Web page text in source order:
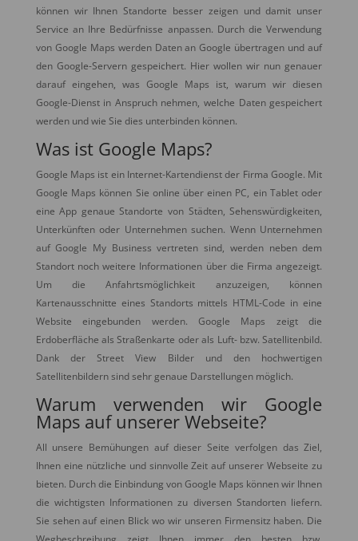
können wir Ihnen Standorte besser zeigen und damit unser
Service an Ihre Bedürfnisse anpassen. Durch die Verwendung
von Google Maps werden Daten an Google übertragen und auf
den Google-Servern gespeichert. Hier wollen wir nun genauer
darauf eingehen, was Google Maps ist, warum wir diesen
Google-Dienst in Anspruch nehmen, welche Daten gespeichert
werden und wie Sie dies unterbinden können.
Was ist Google Maps?
Google Maps ist ein Internet-Kartendienst der Firma Google. Mit
Google Maps können Sie online über einen PC, ein Tablet oder
eine App genaue Standorte von Städten, Sehenswürdigkeiten,
Unterkünften oder Unternehmen suchen. Wenn Unternehmen
auf Google My Business vertreten sind, werden neben dem
Standort noch weitere Informationen über die Firma angezeigt.
Um die Anfahrtsmöglichkeit anzuzeigen, können
Kartenausschnitte eines Standorts mittels HTML-Code in eine
Website eingebunden werden. Google Maps zeigt die
Erdoberfläche als Straßenkarte oder als Luft- bzw. Satellitenbild.
Dank der Street View Bilder und den hochwertigen
Satellitenbildern sind sehr genaue Darstellungen möglich.
Warum verwenden wir Google
Maps auf unserer Webseite?
All unsere Bemühungen auf dieser Seite verfolgen das Ziel,
Ihnen eine nützliche und sinnvolle Zeit auf unserer Webseite zu
bieten. Durch die Einbindung von Google Maps können wir Ihnen
die wichtigsten Informationen zu diversen Standorten liefern.
Sie sehen auf einen Blick wo wir unseren Firmensitz haben. Die